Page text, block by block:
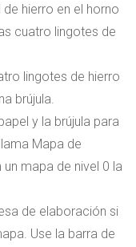
hierro en el horno
cuatro lingotes de
lingotes de hierro
brújula.
y la brújula para
Mapa de
mapa de nivel 0 la
de elaboración si
Use la barra de